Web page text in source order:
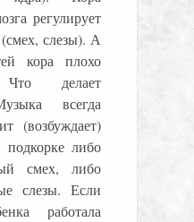
регулирует
слезы). А
кора плохо
Что делает
всегда
(возбуждает)
либо
смех, либо
слезы. Если
работала